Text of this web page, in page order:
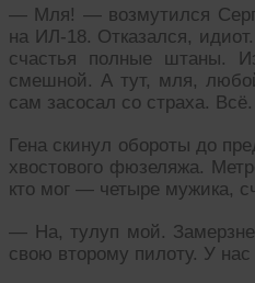
— Мля! — возмутился
на ИЛ-18. Отказался,
счастья полные штаны.
смешной. А тут, мля,
сам засосал со страха.
Гена скинул обороты до
хвостового фюзеляжа.
кто мог — четыре мужика,
— На, тулуп мой.
свою второму пилоту. У